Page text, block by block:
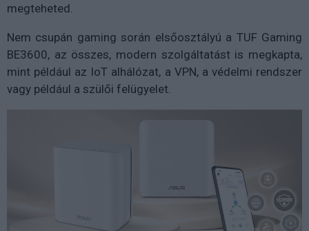
megteheted.
Nem csupán gaming során elsőosztályú a TUF Gaming
BE3600, az összes, modern szolgáltatást is megkapta,
mint például az IoT alhálózat, a VPN, a védelmi rendszer
vagy például a szülői felügyelet.